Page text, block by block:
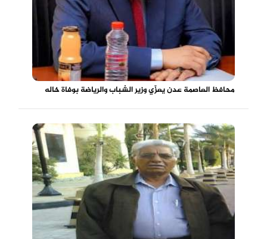
محافظ العاصمة عدن يعزّي وزير الشباب والرياضة بوفاة خاله